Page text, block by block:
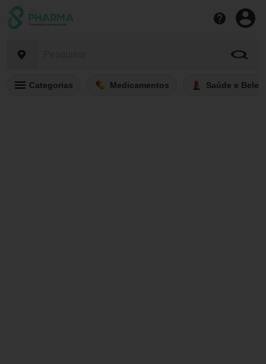
Categorias Medicamentos Saúde e